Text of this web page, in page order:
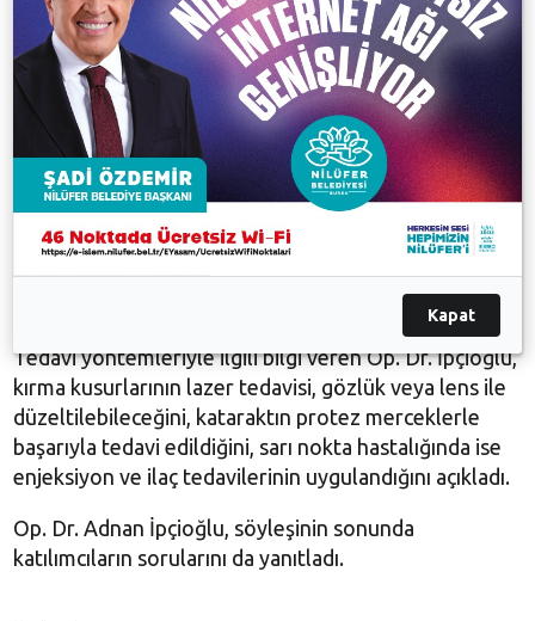
bir yanlış bilgiyi de düzeltti. İpçioğlu, “Gözlük
kullanımının numaranın artmasını engellediği ya da
gözlük kullanmamanın numarayı artırdığı doğru değil.
Gözlük sadece görmeyi düzeltir” diye konuştu.
Katarakt hastalığının yaşla birlikte arttığını belirten
İpçioğlu, 50 yaş üstü bireylerin yarısında bu
rahatsızlığın görüldüğünü söyledi. Sarı nokta
hastalığının ise 55 yaş sonrası, sigara içenlerde ve
yetersiz beslenenlerde daha sık rastlandığını, tedavi
edilmezse görme kaybına neden olabileceğini aktardı.
Tedavi yöntemleriyle ilgili bilgi veren Op. Dr. İpçioğlu,
kırma kusurlarının lazer tedavisi, gözlük veya lens ile
düzeltilebileceğini, kataraktın protez merceklerle
başarıyla tedavi edildiğini, sarı nokta hastalığında ise
enjeksiyon ve ilaç tedavilerinin uygulandığını açıkladı.
Op. Dr. Adnan İpçioğlu, söyleşinin sonunda
katılımcıların sorularını da yanıtladı.
Kapat